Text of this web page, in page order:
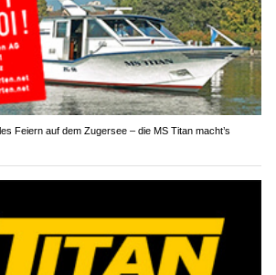
Feiern auf dem Zugersee – die MS Titan macht’s